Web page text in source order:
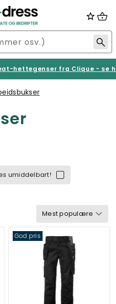
hettegenser fra Clique - se
umiddelbart!
Gramvekt
Velegnet til
God pris